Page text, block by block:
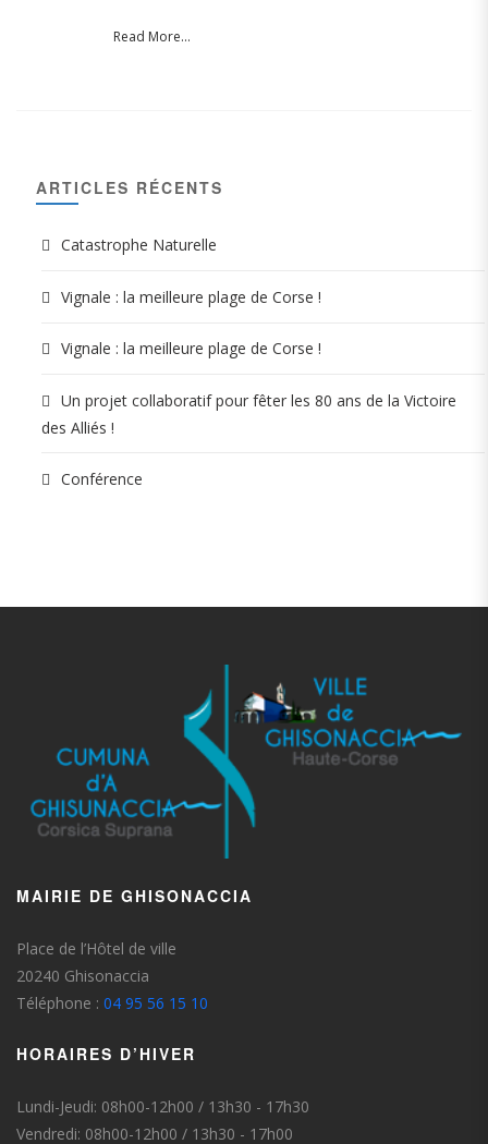
Read More...
ARTICLES RÉCENTS
Catastrophe Naturelle
Vignale : la meilleure plage de Corse !
Vignale : la meilleure plage de Corse !
Un projet collaboratif pour fêter les 80 ans de la Victoire
des Alliés !
Conférence
MAIRIE DE GHISONACCIA
Place de l’Hôtel de ville
20240 Ghisonaccia
Téléphone : 04 95 56 15 10
HORAIRES D’HIVER
Lundi-Jeudi: 08h00-12h00 / 13h30 - 17h30
Vendredi: 08h00-12h00 / 13h30 - 17h00